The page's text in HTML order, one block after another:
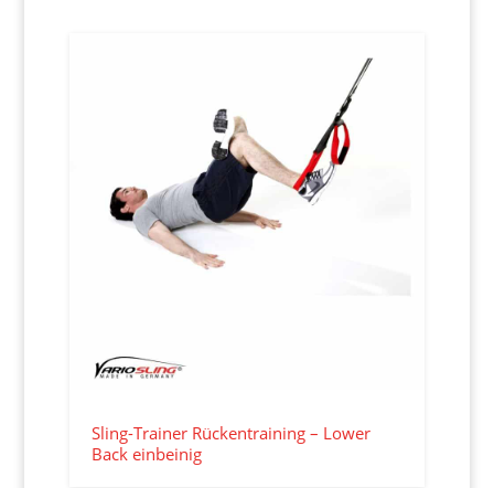
Sling-Trainer Rückentraining – Lower
Back einbeinig